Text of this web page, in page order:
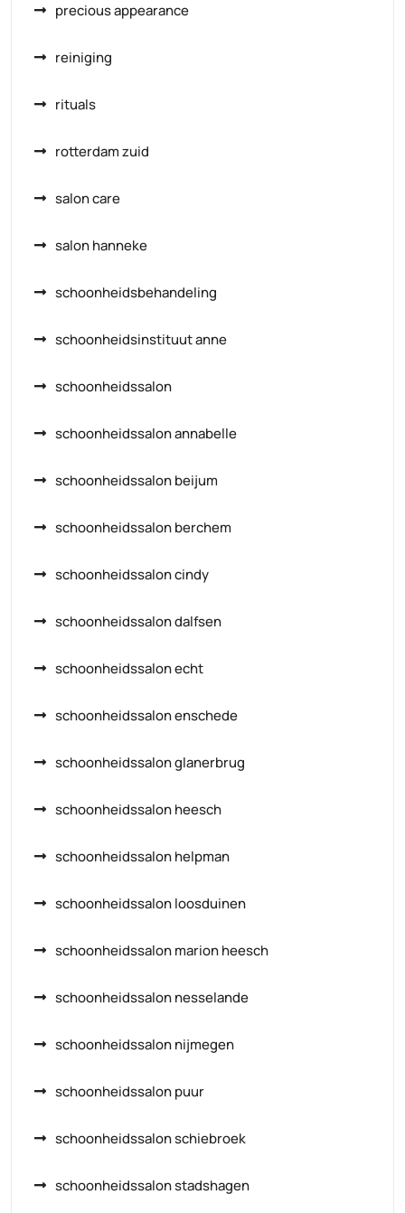
precious appearance
reiniging
rituals
rotterdam zuid
salon care
salon hanneke
schoonheidsbehandeling
schoonheidsinstituut anne
schoonheidssalon
schoonheidssalon annabelle
schoonheidssalon beijum
schoonheidssalon berchem
schoonheidssalon cindy
schoonheidssalon dalfsen
schoonheidssalon echt
schoonheidssalon enschede
schoonheidssalon glanerbrug
schoonheidssalon heesch
schoonheidssalon helpman
schoonheidssalon loosduinen
schoonheidssalon marion heesch
schoonheidssalon nesselande
schoonheidssalon nijmegen
schoonheidssalon puur
schoonheidssalon schiebroek
schoonheidssalon stadshagen